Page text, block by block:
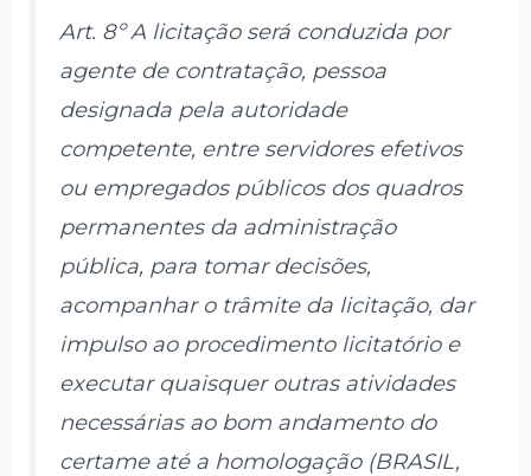
Art. 8º A licitação será conduzida por
agente de contratação, pessoa
designada pela autoridade
competente, entre servidores efetivos
ou empregados públicos dos quadros
permanentes da administração
pública, para tomar decisões,
acompanhar o trâmite da licitação, dar
impulso ao procedimento licitatório e
executar quaisquer outras atividades
necessárias ao bom andamento do
certame até a homologação (BRASIL,